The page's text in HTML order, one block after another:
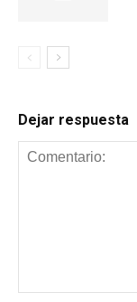
Dejar respuesta